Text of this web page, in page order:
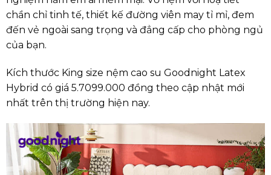
chần chỉ tinh tế, thiết kế đường viên may tỉ mỉ, đem
đến vẻ ngoài sang trọng và đẳng cấp cho phòng ngủ
của bạn.
Kích thước King size nệm cao su Goodnight Latex
Hybrid có giá 5.7099.000 đồng theo cập nhật mới
nhất trên thị trường hiện nay.